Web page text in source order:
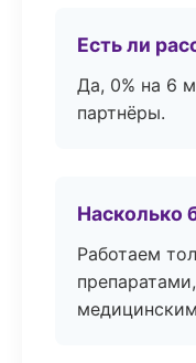
Есть ли
Да, 0% на 6
партнёры.
Насколько
Работаем